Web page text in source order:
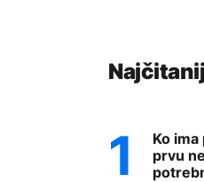
Ko
prvu